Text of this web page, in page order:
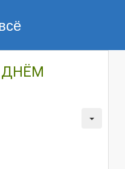
ДНЁМ